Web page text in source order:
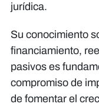
jurídica.
Su conocimiento
financiamiento,
pasivos es
compromiso de
de fomentar el